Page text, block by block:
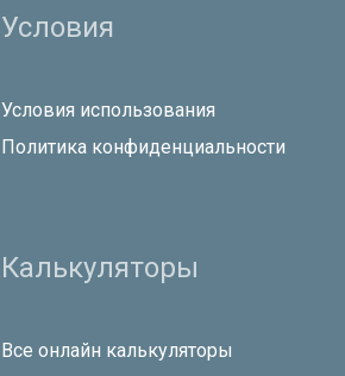
Условия
Условия использования
Политика конфиденциальности
Калькуляторы
Все онлайн калькуляторы